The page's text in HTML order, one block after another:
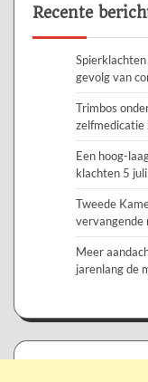
Recente
gevolg van
Trimbos
zelfmedicatie
Een hoog-
klachten 5
Tweede
vervangende
Meer
jarenlang de